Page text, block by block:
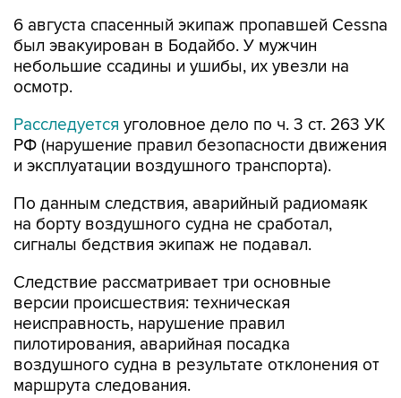
6 августа спасенный экипаж пропавшей Cessna
был эвакуирован в Бодайбо. У мужчин
небольшие ссадины и ушибы, их увезли на
осмотр.
Расследуется уголовное дело по ч. 3 ст. 263 УК
РФ (нарушение правил безопасности движения
и эксплуатации воздушного транспорта).
По данным следствия, аварийный радиомаяк
на борту воздушного судна не сработал,
сигналы бедствия экипаж не подавал.
Следствие рассматривает три основные
версии происшествия: техническая
неисправность, нарушение правил
пилотирования, аварийная посадка
воздушного судна в результате отклонения от
маршрута следования.